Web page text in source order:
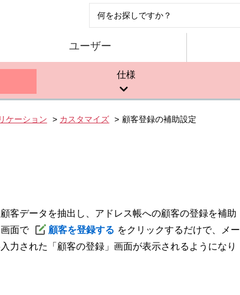
ユーザー
仕様
ケーション カスタマイズ 顧客登録の補助設定
客データを抽出し、アドレス帳への顧客の登録を補助
面で
顧客を登録する をクリックするだけで、メー
力された「顧客の登録」画面が表示されるようになり